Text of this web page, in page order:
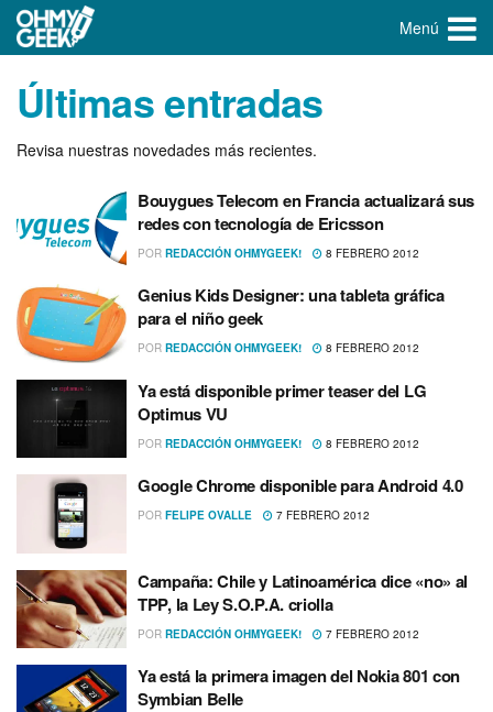
Menú
Últimas entradas
Revisa nuestras novedades más recientes.
Bouygues Telecom en Francia actualizará sus
redes con tecnologí­a de Ericsson
POR REDACCIÓN OHMYGEEK! 8 FEBRERO 2012
Genius Kids Designer: una tableta gráfica
para el niño geek
POR REDACCIÓN OHMYGEEK! 8 FEBRERO 2012
Ya está disponible primer teaser del LG
Optimus VU
POR REDACCIÓN OHMYGEEK! 8 FEBRERO 2012
Google Chrome disponible para Android 4.0
POR FELIPE OVALLE 7 FEBRERO 2012
Campaña: Chile y Latinoamérica dice «no» al
TPP, la Ley S.O.P.A. criolla
POR REDACCIÓN OHMYGEEK! 7 FEBRERO 2012
Ya está la primera imagen del Nokia 801 con
Symbian Belle